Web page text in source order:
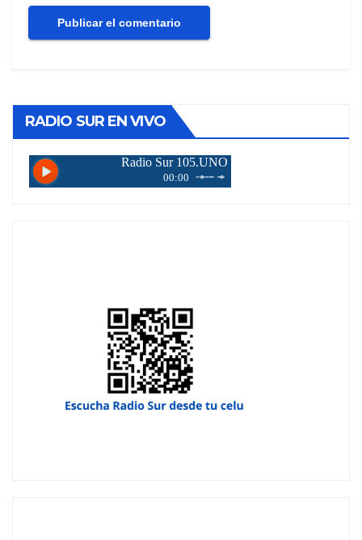
RADIO SUR EN VIVO